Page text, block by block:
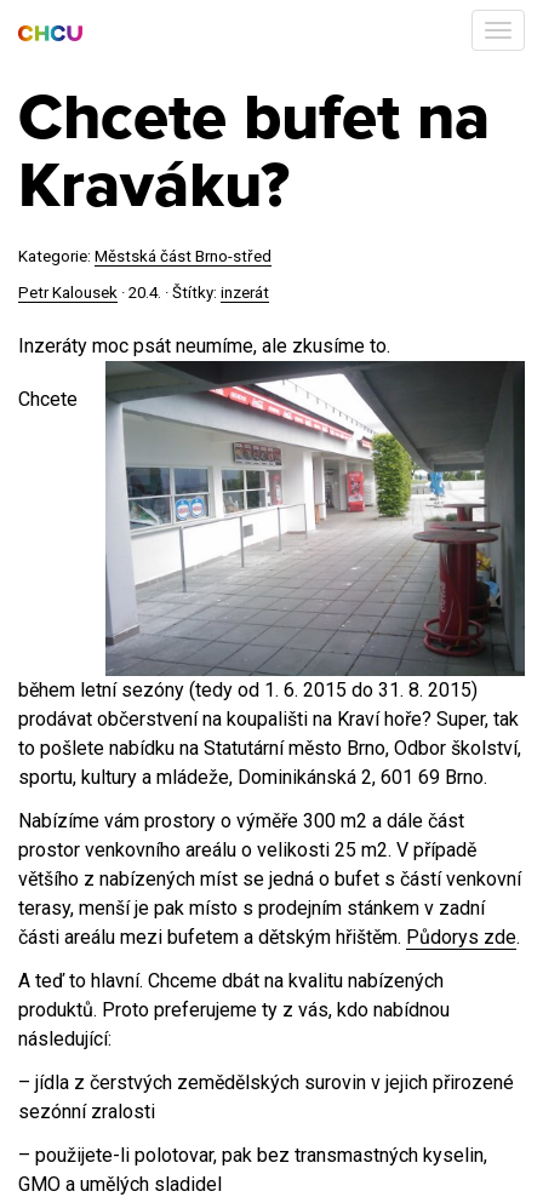
Chcete bufet na
Kraváku?
Kategorie: Městská část Brno-střed
Petr Kalousek · 20.4. · Štítky: inzerát
Inzeráty moc psát neumíme, ale zkusíme to.
Chcete
během letní sezóny (tedy od 1. 6. 2015 do 31. 8. 2015)
prodávat občerstvení na koupališti na Kraví hoře? Super, tak
to pošlete nabídku na Statutární město Brno, Odbor školství,
sportu, kultury a mládeže, Dominikánská 2, 601 69 Brno.
Nabízíme vám prostory o výměře 300 m2 a dále část
prostor venkovního areálu o velikosti 25 m2. V případě
většího z nabízených míst se jedná o bufet s částí venkovní
terasy, menší je pak místo s prodejním stánkem v zadní
části areálu mezi bufetem a dětským hřištěm. Půdorys zde.
A teď to hlavní. Chceme dbát na kvalitu nabízených
produktů. Proto preferujeme ty z vás, kdo nabídnou
následující:
– jídla z čerstvých zemědělských surovin v jejich přirozené
sezónní zralosti
– použijete-li polotovar, pak bez transmastných kyselin,
GMO a umělých sladidel